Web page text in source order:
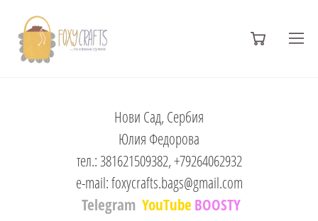
Нови Сад, Сербия
Юлия Федорова
тел.: 381621509382, +79264062932
e-mail: foxycrafts.bags@gmail.com
Telegram YouTube BOOSTY